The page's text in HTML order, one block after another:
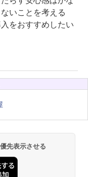
いことを考える
をおすすめしたい
先表示させる